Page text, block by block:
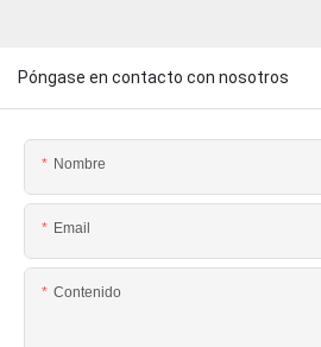
Póngase en contacto con nosotros
Nombre
Email
Contenido